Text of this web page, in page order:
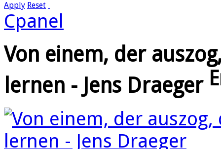
Apply Reset
Cpanel
Von einem, der
lernen - Jens Draeger